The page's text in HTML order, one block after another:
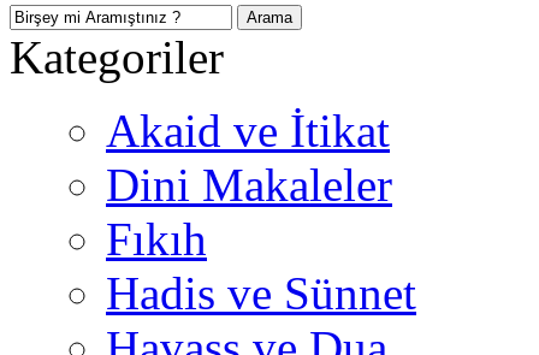
Kategoriler
Akaid ve İtikat
Dini Makaleler
Fıkıh
Hadis ve Sünnet